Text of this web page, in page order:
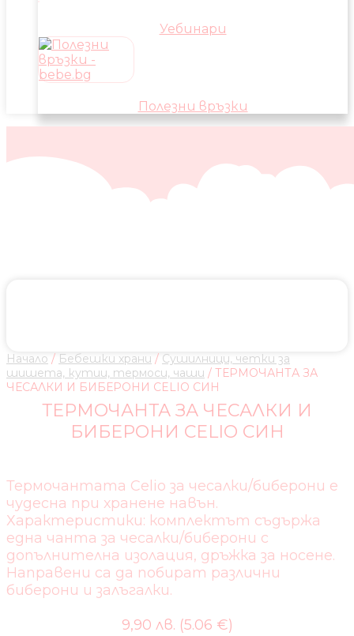
Уебинари
Полезни връзки
Начало / Бебешки храни / Сушилници, четки за
шишета, кутии, термоси, чаши / ТЕРМОЧАНТА ЗА
ЧЕСАЛКИ И БИБЕРОНИ CELIO СИН
ТЕРМОЧАНТА ЗА ЧЕСАЛКИ И
БИБЕРОНИ CELIO СИН
Термочантата Celio за чесалки/биберони е
чудесна при хранене навън.
Характеристики: комплектът съдържа
една чанта за чесалки/биберони с
допълнителна изолация, дръжка за носене.
Направени са да побират различни
биберони и залъгалки.
9,90 лв. (5.06 €)